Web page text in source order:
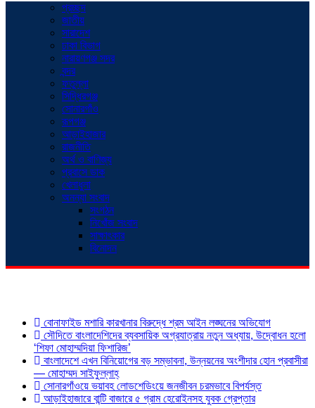
প্রচ্ছদ
জাতীয়
সারাদেশ
ঢাকা বিভাগ
নারায়ণগঞ্জ সদর
বন্দর
ফতুল্লা
সিদ্ধিরগঞ্জ
সোনারগাঁও
রূপগঞ্জ
আড়াইহাজার
রাজনীতি
অর্থ ও বাণিজ্য
প্রবাসে ডাক
খেলাধুলা
অনন্যা সংবাদ
সংগঠন
নিখোঁজ সংবাদ
সাক্ষাৎকার
বিনোদন
বোনাফাইড মশারি কারখানার বিরুদ্ধে শ্রম আইন লঙ্ঘনের অভিযোগ
সৌদিতে বাংলাদেশিদের ব্যবসায়িক অগ্রযাত্রায় নতুন অধ্যায়, উদ্বোধন হলো
‘শিফা মোহাম্মদিয়া ফিশারিজ’
বাংলাদেশে এখন বিনিয়োগের বড় সম্ভাবনা, উন্নয়নের অংশীদার হোন প্রবাসীরা
— মোহাম্মদ সাইফুল্লাহ্
সোনারগাঁওয়ে ভয়াবহ লোডশেডিংয়ে জনজীবন চরমভাবে বিপর্যস্ত
আড়াইহাজারে বান্টি বাজারে ৫ গ্রাম হেরোইনসহ যুবক গ্রেপ্তার